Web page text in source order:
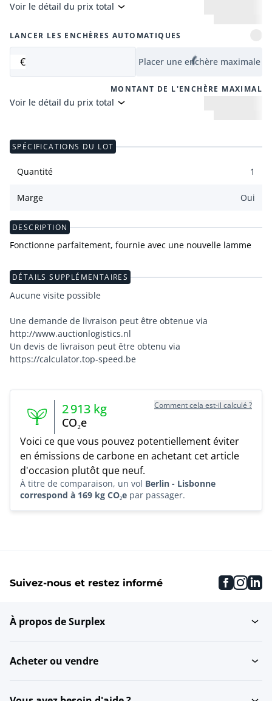
Voir le détail du prix total
LANCER LES ENCHÈRES AUTOMATIQUES
€ Placer une enchère maximale
MONTANT DE L'ENCHÈRE MAXIMAL
Voir le détail du prix total
SPÉCIFICATIONS DU LOT
Quantité 1
Marge Oui
DESCRIPTION
Fonctionne parfaitement, fournie avec une nouvelle lamme
DÉTAILS SUPPLÉMENTAIRES
Aucune visite possible
Une demande de livraison peut être obtenue via
http://www.auctionlogistics.nl
Un devis de livraison peut être obtenu via
https://calculator.top-speed.be
2 913 kg
CO₂e
Comment cela est-il calculé ?
Voici ce que vous pouvez potentiellement éviter
en émissions de carbone en achetant cet article
d'occasion plutôt que neuf.
À titre de comparaison, un vol Berlin - Lisbonne
correspond à 169 kg CO₂e par passager.
Suivez-nous et restez informé
À propos de Surplex
Acheter ou vendre